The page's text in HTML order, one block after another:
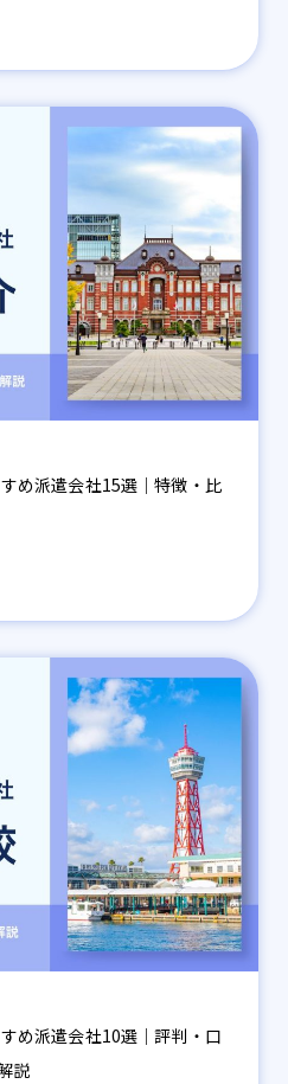
め派遣会社15選｜特徴・比
め派遣会社10選｜評判・口
説